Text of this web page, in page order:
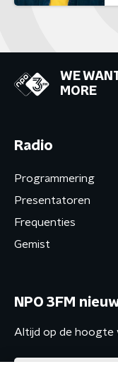
WE
MORE
Radio
Programmering
Presentatoren
Frequenties
Gemist
NPO 3FM
Altijd op de hoogte